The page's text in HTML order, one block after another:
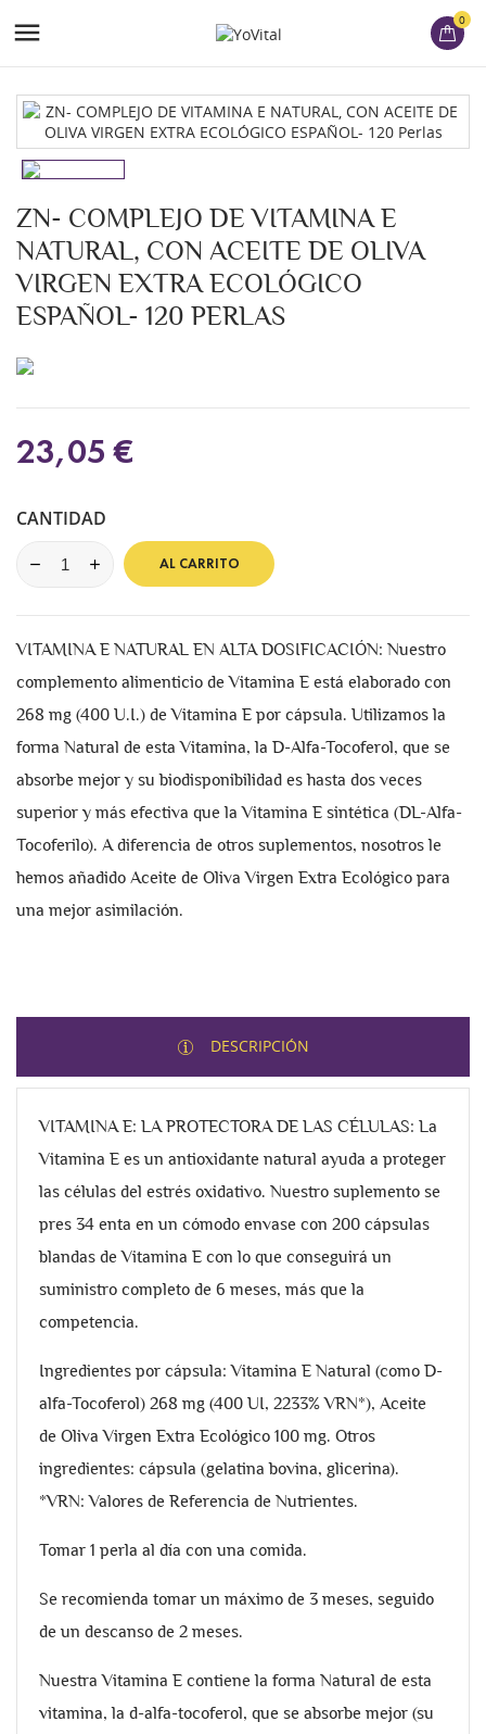
 0
ZN- COMPLEJO DE VITAMINA E
NATURAL, CON ACEITE DE OLIVA
VIRGEN EXTRA ECOLÓGICO
ESPAÑOL- 120 PERLAS
23,05 €
CANTIDAD
AL CARRITO
VITAMINA E NATURAL EN ALTA DOSIFICACIÓN: Nuestro
complemento alimenticio de Vitamina E está elaborado con
268 mg (400 U.I.) de Vitamina E por cápsula. Utilizamos la
forma Natural de esta Vitamina, la D-Alfa-Tocoferol, que se
absorbe mejor y su biodisponibilidad es hasta dos veces
superior y más efectiva que la Vitamina E sintética (DL-Alfa-
Tocoferilo). A diferencia de otros suplementos, nosotros le
hemos añadido Aceite de Oliva Virgen Extra Ecológico para
una mejor asimilación.
DESCRIPCIÓN
VITAMINA E: LA PROTECTORA DE LAS CÉLULAS: La
Vitamina E es un antioxidante natural ayuda a proteger
las células del estrés oxidativo. Nuestro suplemento se
pres 34 enta en un cómodo envase con 200 cápsulas
blandas de Vitamina E con lo que conseguirá un
suministro completo de 6 meses, más que la
competencia.
Ingredientes por cápsula: Vitamina E Natural (como D-
alfa-Tocoferol) 268 mg (400 UI, 2233% VRN*), Aceite
de Oliva Virgen Extra Ecológico 100 mg. Otros
ingredientes: cápsula (gelatina bovina, glicerina).
*VRN: Valores de Referencia de Nutrientes.
Tomar 1 perla al día con una comida.
Se recomienda tomar un máximo de 3 meses, seguido
de un descanso de 2 meses.
Nuestra Vitamina E contiene la forma Natural de esta
vitamina, la d-alfa-tocoferol, que se absorbe mejor (su